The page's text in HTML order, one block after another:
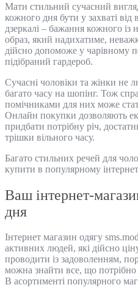
Мати стильний сучасний
кожного дня бути у захваті від
дзеркалі – бажання кожного
образ, який надихатиме,
дійсно допоможе у чарівному
підібраний гардероб.
Сучасні чоловіки та жінки не
багато часу на шопінг. Тож
помічниками для них може
Онлайн покупки дозволяють
придбати потрібну річ,
трішки вільного часу.
Багато стильних речей для
купити в популярному
Ваш інтернет-
дня
Інтернет магазин одягу
активних людей, які дійсно
проводити із задоволенням,
можна знайти все, що потрібно
В асортименті популярного